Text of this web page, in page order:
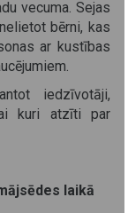
vecuma. Sejas
bērni, kas
ar kustības
iedzīvotāji,
kuri atzīti par
laikā